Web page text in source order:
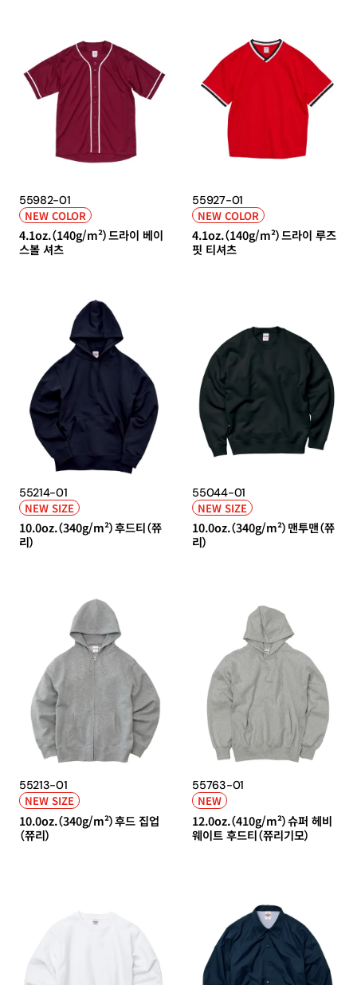
55982-01
NEW COLOR
4.1oz.（140g/m²）드라이 베이
스볼 셔츠
55927-01
NEW COLOR
4.1oz.（140g/m²）드라이 루즈
핏 티셔츠
55214-01
NEW SIZE
10.0oz.（340g/m²）후드티（쮸
리）
55044-01
NEW SIZE
10.0oz.（340g/m²）맨투맨（쮸
리）
55213-01
NEW SIZE
10.0oz.（340g/m²）후드 집업
（쮸리）
55763-01
NEW
12.0oz.（410g/m²）슈퍼 헤비
웨이트 후드티（쮸리기모）